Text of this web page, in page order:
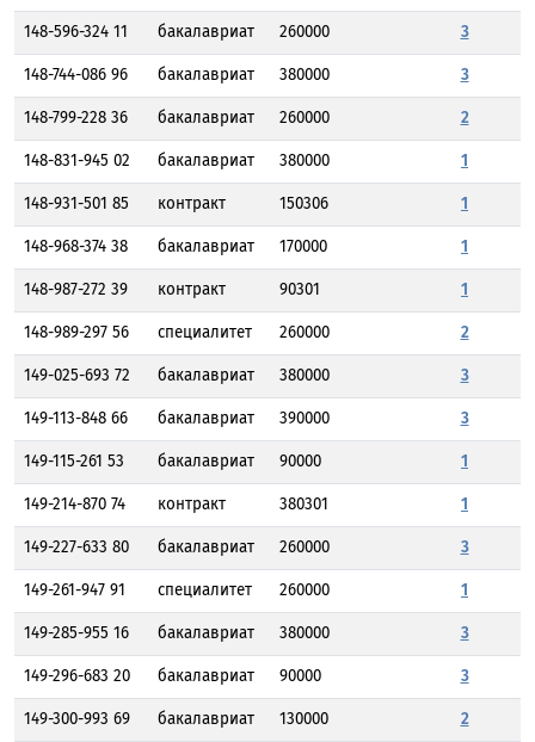
148-596-324 11 бакалавриат 260000 3
148-744-086 96 бакалавриат 380000 3
148-799-228 36 бакалавриат 260000 2
148-831-945 02 бакалавриат 380000 1
148-931-501 85 контракт 150306 1
148-968-374 38 бакалавриат 170000 1
148-987-272 39 контракт 90301 1
148-989-297 56 специалитет 260000 2
149-025-693 72 бакалавриат 380000 3
149-113-848 66 бакалавриат 390000 3
149-115-261 53 бакалавриат 90000 1
149-214-870 74 контракт 380301 1
149-227-633 80 бакалавриат 260000 3
149-261-947 91 специалитет 260000 1
149-285-955 16 бакалавриат 380000 3
149-296-683 20 бакалавриат 90000 3
149-300-993 69 бакалавриат 130000 2